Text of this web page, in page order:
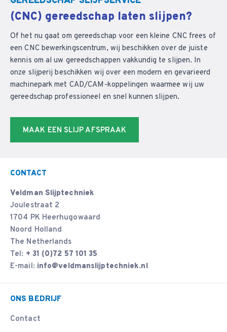
(CNC) gereedschap laten slijpen?
Of het nu gaat om gereedschap voor een kleine CNC frees of
een CNC bewerkingscentrum, wij beschikken over de juiste
kennis om al uw gereedschappen vakkundig te slijpen. In
onze slijperij beschikken wij over een modern en gevarieerd
machinepark met CAD/CAM-koppelingen waarmee wij uw
gereedschap professioneel en snel kunnen slijpen.
MAAK EEN SLIJP AFSPRAAK
CONTACT
Veldman Slijptechniek
Joulestraat 2
1704 PK Heerhugowaard
Noord Holland
The Netherlands
Tel: + 31 (0)72 57 101 35
E-mail: info@veldmanslijptechniek.nl
ONS BEDRIJF
Contact